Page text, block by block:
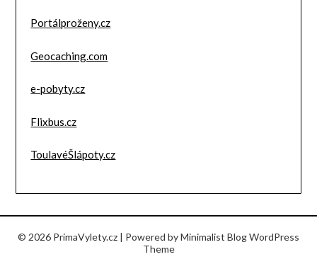
Portálproženy.cz
Geocaching.com
e-pobyty.cz
Flixbus.cz
ToulavéŠlápoty.cz
© 2026 PrimaVylety.cz | Powered byMinimalist BlogWordPress
Theme